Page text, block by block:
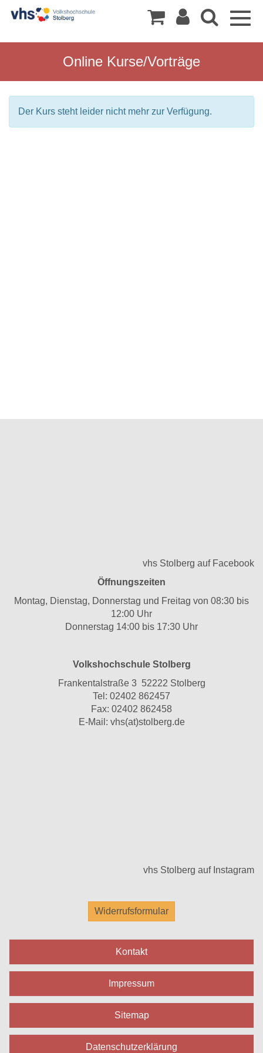
Online Kurse/Vorträge
Der Kurs steht leider nicht mehr zur Verfügung.
vhs Stolberg auf Facebook
Öffnungszeiten
Montag, Dienstag, Donnerstag und Freitag von 08:30 bis
12:00 Uhr
Donnerstag 14:00 bis 17:30 Uhr
Volkshochschule Stolberg
Frankentalstraße 3 52222 Stolberg
Tel: 02402 862457
Fax: 02402 862458
E-Mail: vhs(at)stolberg.de
vhs Stolberg auf Instagram
Widerrufsformular
Kontakt
Impressum
Sitemap
Datenschutzerklärung